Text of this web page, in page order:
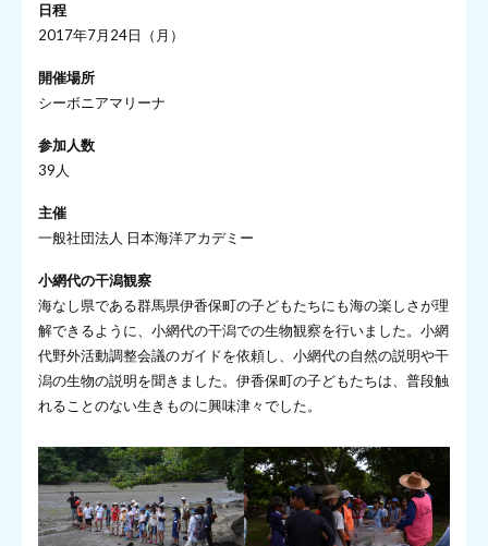
日程
2017年7月24日（月）
開催場所
シーボニアマリーナ
参加人数
39人
主催
一般社団法人 日本海洋アカデミー
小網代の干潟観察
海なし県である群馬県伊香保町の子どもたちにも海の楽しさが理
解できるように、小網代の干潟での生物観察を行いました。小網
代野外活動調整会議のガイドを依頼し、小網代の自然の説明や干
潟の生物の説明を聞きました。伊香保町の子どもたちは、普段触
れることのない生きものに興味津々でした。